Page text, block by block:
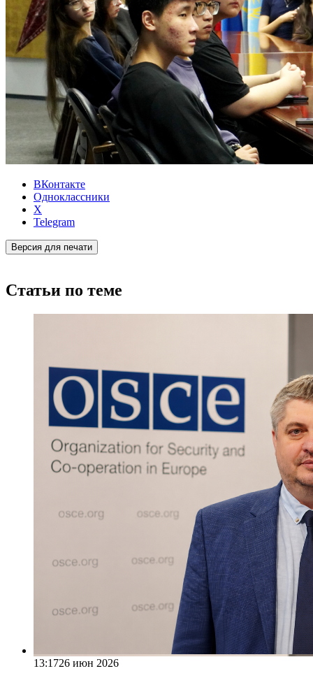
ВКонтакте
Одноклассники
X
Telegram
Версия для печати
Статьи по теме
13:1726 июн 2026